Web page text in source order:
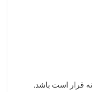
قرار است باشد.